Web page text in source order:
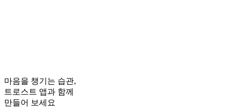
마음을 챙기는 습관,
트로스트 앱과 함께
만들어 보세요